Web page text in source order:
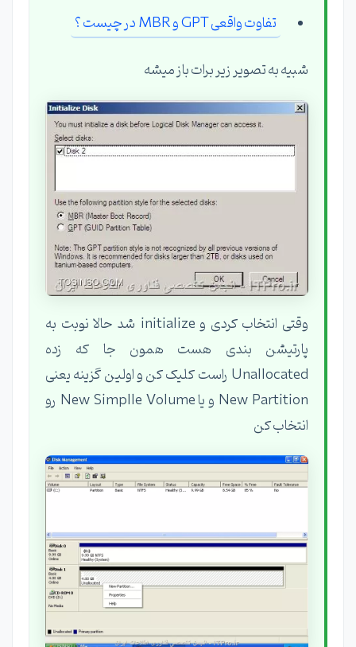
تفاوت واقعی GPT و MBR در چیست ؟
شبیه به تصویر زیر برات باز میشه
وقتی انتخاب کردی و initialize شد حالا نوبت به
پارتیشن بندی هست همون جا که زده
Unallocated راست کلیک کن و اولین گزینه یعنی
New Partition و یا New Simplle Volume رو
انتخاب کن